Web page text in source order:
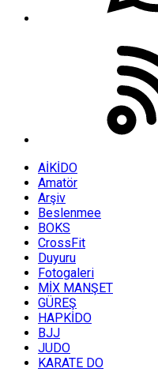
AİKİDO
Amatör
Arşiv
Beslenmee
BOKS
CrossFit
Duyuru
Fotogaleri
MİX MANŞET
GÜREŞ
HAPKİDO
BJJ
JUDO
KARATE DO